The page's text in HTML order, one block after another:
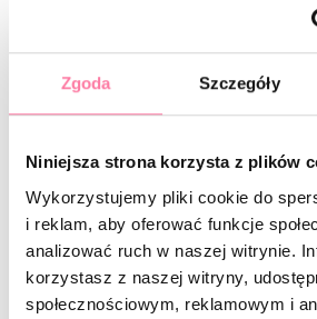
Zgoda Szczegóły
Niniejsza strona korzysta z plików
Wykorzystujemy pliki cookie do
i reklam, aby oferować funkcje
analizować ruch w naszej witrynie.
korzystasz z naszej witryny,
społecznościowym, reklamowym i
potrzebujecie do niej ŻADNYCH
produktów!
To jest piękne! Dlatego też
się Waszymi efektami
Cmok, trzymam kciuki! ❤️‍🔥
Step by step ➡️Step kwiatek
🥰